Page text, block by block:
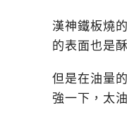
漢神鐵板燒
的表面也是
但是在油量
強一下，太